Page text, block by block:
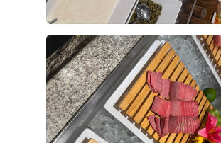
습니다.
상담 과정에서는 궁금했던 부분을 하
견적과 포함 사항도 이해하기 쉽게 안
분위기가 부담스럽지 않았고, 저희가
적도 잘 맞아 최종적으로 계약하게 되
식일까지 남은 준비도 잘 진행해서 밝
에서 만족스러운 결혼식을 올리고 싶습
유희재, 신윤서 2026-08-03 3명 읽
드디어 결혼식이 두 달 정도 앞으로 다
식을 하고 왔어요
사실 예식장을 계약할 때 가장 궁금했
바로 식사였는데, 직접 시식을 해보니
사를 중요하게 생각하는지 알겠더라고
더 보기